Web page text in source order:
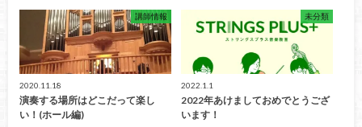
講師情報
2020.11.18
演奏する場所はどこだって楽し
い！(ホール編)
未分類
2022.1.1
2022年あけましておめでとうござ
います！